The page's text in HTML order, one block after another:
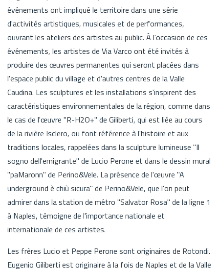
événements ont impliqué le territoire dans une série
d'activités artistiques, musicales et de performances,
ouvrant les ateliers des artistes au public. À l'occasion de ces
événements, les artistes de Via Varco ont été invités à
produire des œuvres permanentes qui seront placées dans
l'espace public du village et d'autres centres de la Valle
Caudina. Les sculptures et les installations s'inspirent des
caractéristiques environnementales de la région, comme dans
le cas de l'œuvre "R-H2O+" de Giliberti, qui est liée au cours
de la rivière Isclero, ou font référence à l'histoire et aux
traditions locales, rappelées dans la sculpture lumineuse "Il
sogno dell'emigrante" de Lucio Perone et dans le dessin mural
"paMaronn" de Perino&Vele. La présence de l'œuvre "A
underground è chiù sicura" de Perino&Vele, que l'on peut
admirer dans la station de métro "Salvator Rosa" de la ligne 1
à Naples, témoigne de l'importance nationale et
internationale de ces artistes.
Les frères Lucio et Peppe Perone sont originaires de Rotondi.
Eugenio Giliberti est originaire à la fois de Naples et de la Valle